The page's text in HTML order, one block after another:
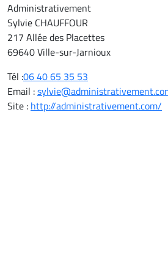
Administrativement
Sylvie CHAUFFOUR
217 Allée des Placettes
69640 Ville-sur-Jarnioux
Tél :06 40 65 35 53
Email :
Site : http://administrativement.com/